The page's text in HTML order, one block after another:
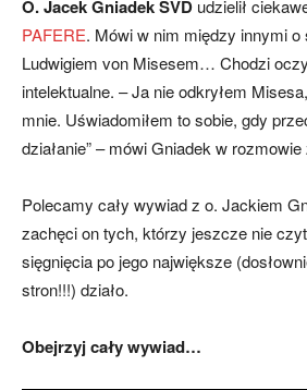
O. Jacek Gniadek SVD udzielił
PAFERE. Mówi w nim między innymi
Ludwigiem von Misesem… Chodzi
intelektualne. – Ja nie odkryłem
mnie. Uświadomiłem to sobie, gdy
działanie” – mówi Gniadek w
Polecamy cały wywiad z o. Jackiem
zachęci on tych, którzy jeszcze nie
sięgnięcia po jego największe
stron!!!) działo.
Obejrzyj cały wywiad…